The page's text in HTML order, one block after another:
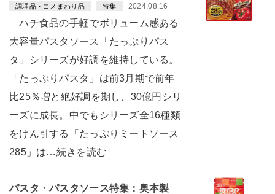
調理品・コメまわり品 特集 2024.08.16
ハチ食品の手軽でボリューム感ある
大容量パスタソース「たっぷりパス
タ」シリーズが好調を維持している。
「たっぷりパスタ」は前3月期で前年
比25％増と絶好調を期し、30億円シリ
ーズに成長。中でもシリーズ全16種類
をけん引する「たっぷりミートソース
285」は…続きを読む
パスタ・パスタソース特集：奥本製